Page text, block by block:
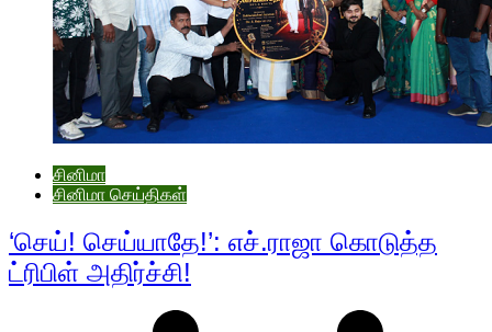
சினிமா
சினிமா செய்திகள்
‘செய்! செய்யாதே!’: எச்.ராஜா கொடுத்த
ட்ரிபிள் அதிர்ச்சி!